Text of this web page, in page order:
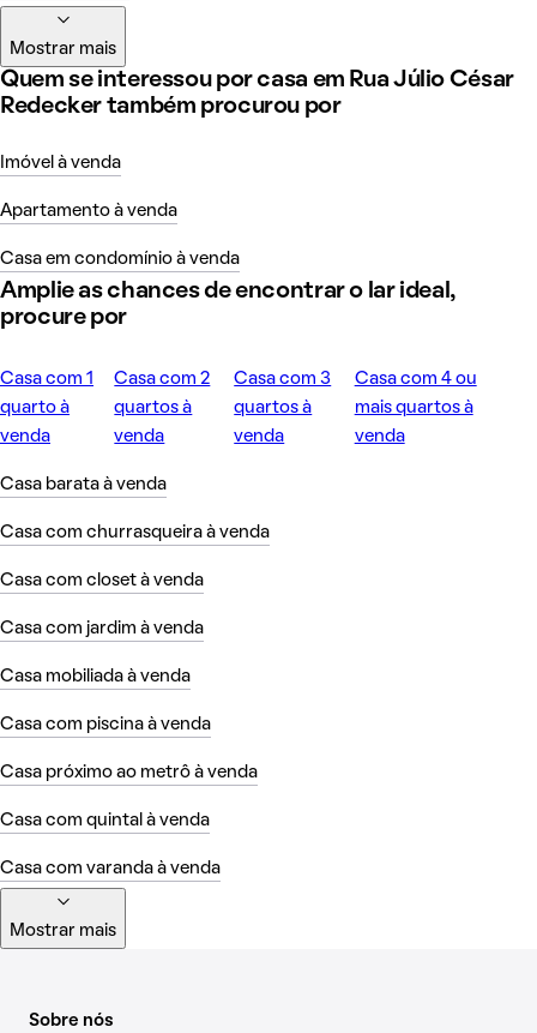
Mostrar mais
Quem se interessou por casa em Rua Júlio César
Redecker também procurou por
Imóvel à venda
Apartamento à venda
Casa em condomínio à venda
Amplie as chances de encontrar o lar ideal,
procure por
Casa com 1
quarto à
venda
Casa com 2
quartos à
venda
Casa com 3
quartos à
venda
Casa com 4 ou
mais quartos à
venda
Casa barata à venda
Casa com churrasqueira à venda
Casa com closet à venda
Casa com jardim à venda
Casa mobiliada à venda
Casa com piscina à venda
Casa próximo ao metrô à venda
Casa com quintal à venda
Casa com varanda à venda
Mostrar mais
Sobre nós